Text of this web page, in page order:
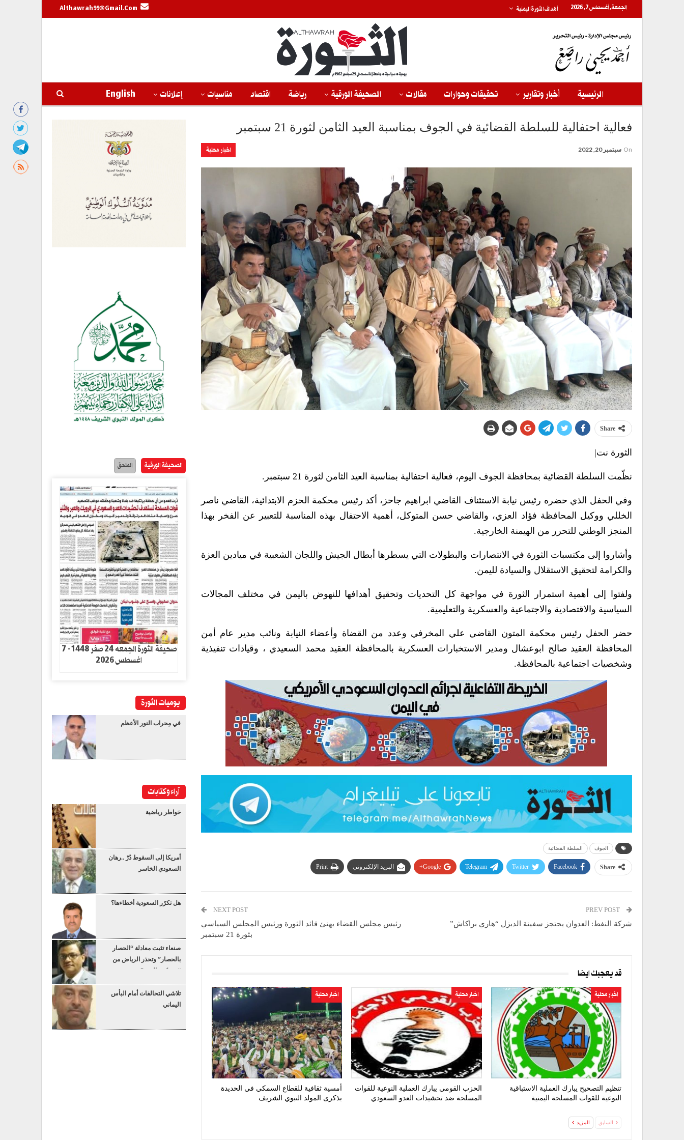
الجمعة, أغسطس 7, 2026 أهداف الثورة اليمنية Althawrah99@gmail.com
الرئيسية أخبار وتقارير تحقيقات وحوارات مقالات الصحيفة الورقية رياضة اقتصاد مناسبات إعلانات English
فعالية احتفالية للسلطة القضائية في الجوف بمناسبة العيد الثامن لثورة 21 سبتمبر
اخبار محلية On سبتمبر 20, 2022
Share
الثورة نت|
نظّمت السلطة القضائية بمحافظة الجوف اليوم، فعالية احتفالية بمناسبة العيد الثامن لثورة 21 سبتمبر.
وفي الحفل الذي حضره رئيس نيابة الاستئناف القاضي ابراهيم جاحز، أكد رئيس محكمة الحزم الابتدائية، القاضي ناصر
الخللي ووكيل المحافظة فؤاد العزي، والقاضي حسن المتوكل، أهمية الاحتفال بهذه المناسبة للتعبير عن الفخر بهذا
المنجز الوطني للتحرر من الهيمنة الخارجية.
وأشاروا إلى مكتسبات الثورة في الانتصارات والبطولات التي يسطرها أبطال الجيش واللجان الشعبية في ميادين العزة
والكرامة لتحقيق الاستقلال والسيادة لليمن.
ولفتوا إلى أهمية استمرار الثورة في مواجهة كل التحديات وتحقيق أهدافها للنهوض باليمن في مختلف المجالات
السياسية والاقتصادية والاجتماعية والعسكرية والتعليمية.
حضر الحفل رئيس محكمة المتون القاضي علي المخرفي وعدد من القضاة وأعضاء النيابة ونائب مدير عام أمن
المحافظة العقيد صالح ابوعشال ومدير الاستخبارات العسكرية بالمحافظة العقيد محمد السعيدي ، وقيادات تنفيذية
وشخصيات اجتماعية بالمحافظة.
الجوف السلطة القضائية
Share
Facebook
Twitter
Telegram
Google+ البريد الإلكتروني Print
شركة النفط: العدوان يحتجز سفينة الديزل “هاري براكاش”
NEXT POST
رئيس مجلس القضاء يهنئ قائد الثورة ورئيس المجلس السياسي
بثورة 21 سبتمبر
قد يعجبك ايضا
اخبار محلية
تنظيم التصحيح يبارك العملية الاستباقية
النوعية للقوات المسلحة اليمنية
اخبار محلية
الحزب القومي يبارك العملية النوعية للقوات
المسلحة ضد تحشيدات العدو السعودي
اخبار محلية
أمسية ثقافية للقطاع السمكي في الحديدة
بذكرى المولد النبوي الشريف
السابق المزيد
الصحيفة الورقية الملحق
صحيفة الثورة الجمعه 24 صفر 1448- 7
اغسطس 2026
يوميات الثورة
في مِحراب النور الأعظم
آراء وكتابات
خواطر رياضية
أمريكا إلى السقوط دُرْ ..رهان
السعودي الخاسر
هل تكرّر السعودية أخطاءها؟
صنعاء تثبت معادلة “الحصار
بالحصار” وتحذر الرياض من
“عسكرة البحر”
تلاشي التحالفات أمام البأس
اليماني